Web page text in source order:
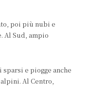
poi più nubi e
Al Sud, ampio
e piogge anche
Al Centro,